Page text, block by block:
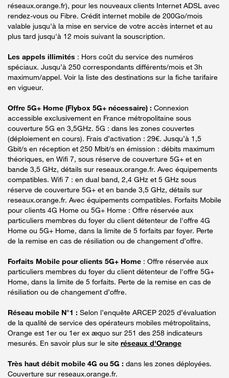
réseaux.orange.fr), pour les nouveaux clients Internet ADSL avec
rendez-vous ou Fibre. Crédit internet mobile de 200Go/mois
valable jusqu'à la mise en service de votre accès internet et au
plus tard jusqu'à 12 mois suivant la souscription.
Les appels illimités : Hors coût du service des numéros
spéciaux. Jusqu’à 250 correspondants différents/mois et 3h
maximum/appel. Voir la liste des destinations sur la fiche tarifaire
en vigueur.
Offre 5G+ Home (Flybox 5G+ nécessaire) : Connexion
accessible exclusivement en France métropolitaine sous
couverture 5G en 3,5GHz. 5G : dans les zones couvertes
(déploiement en cours). Frais d’activation : 29€. Jusqu’à 1,5
Gbit/s en réception et 250 Mbit/s en émission : débits maximum
théoriques, en Wifi 7, sous réserve de couverture 5G+ et en
bande 3,5 GHz, détails sur reseaux.orange.fr. Avec équipements
compatibles. Wifi 7 : en dual band, 2,4 GHz et 5 GHz sous
réserve de couverture 5G+ et en bande 3,5 GHz, détails sur
reseaux.orange.fr. Avec équipements compatibles. Forfaits Mobile
pour clients 4G Home ou 5G+ Home : Offre réservée aux
particuliers membres du foyer du client détenteur de l'offre 4G
Home ou 5G+ Home, dans la limite de 5 forfaits par foyer. Perte
de la remise en cas de résiliation ou de changement d’offre.
Forfaits Mobile pour clients 5G+ Home : Offre réservée aux
particuliers membres du foyer du client détenteur de l'offre 5G+
Home, dans la limite de 5 forfaits. Perte de la remise en cas de
résiliation ou de changement d’offre.
Réseau mobile N°1 : Selon l’enquête ARCEP 2025 d’évaluation
de la qualité de service des opérateurs mobiles métropolitains,
Orange est 1er ou 1er ex æquo sur 251 des 258 indicateurs
mesurés. En savoir plus sur le site réseaux d'Orange
Très haut débit mobile 4G ou 5G : dans les zones déployées.
Couverture sur reseaux.orange.fr.